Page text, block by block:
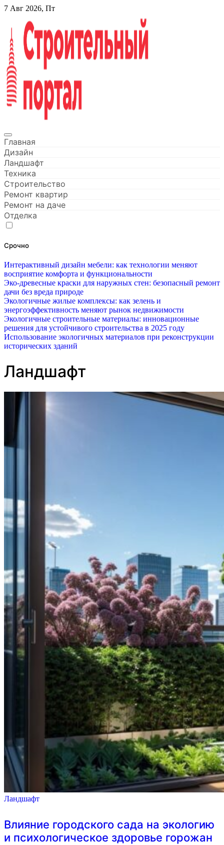
Перейти
содержанию
7 Авг 2026, Пт
Строительный портал
Главная
Дизайн
Ландшафт
Техника
Строительство
Ремонт квартир
Ремонт на даче
Отделка
Срочно
Интерактивный дизайн мебели: как технологии меняют
восприятие комфорта и функциональности
Эко-древесные краски для наружных стен: безопасный ремонт
дачи без вреда природе
Экологичные жилые комплексы: как зелень и
энергоэффективность меняют рынок недвижимости
Экологичные строительные материалы: инновационные
решения для устойчивого строительства в 2025 году
Использование экологичных материалов при реконструкции
исторических зданий
Ландшафт
Ландшафт
Влияние городского сада на экологию
и психологическое здоровье горожан